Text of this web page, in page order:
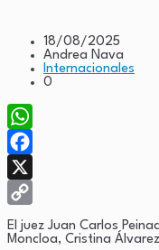
18/08/2025
Andrea Nava
Internacionales
0
WhatsApp
Facebook
X
Copy
Link
El juez Juan Carlos
Moncloa, Cristina